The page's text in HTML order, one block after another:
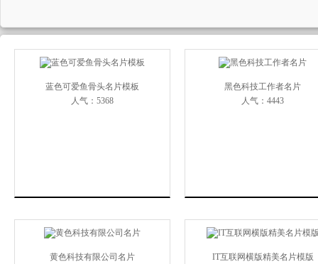
蓝色可爱鱼骨头名片模板
人气：5368
黑色科技工作者名片
人气：4443
黄色科技有限公司名片
IT互联网横版精美名片模版